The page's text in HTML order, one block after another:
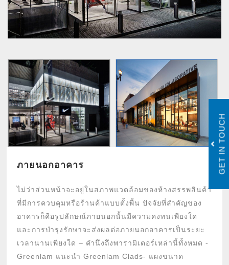
ภายนอกอาคาร
ไม่ว่าส่วนหน้าจะอยู่ในสภาพแวดล้อมของห้างสรรพสินค้า
ที่มีการควบคุมหรือร้านค้าแบบตั้งพื้น ปัจจัยที่สำคัญของ
อาคารก็คือรูปลักษณ์ภายนอกนั้นมีความคงทนเพียงใด
และการบำรุงรักษาจะส่งผลต่อภายนอกอาคารเป็นระยะ
เวลานานเพียงใด – คำนึงถึงพารามิเตอร์เหล่านี้ทั้งหมด -
Greenlam แนะนำ Greenlam Clads- แผงขนาด
GET IN TOUCH